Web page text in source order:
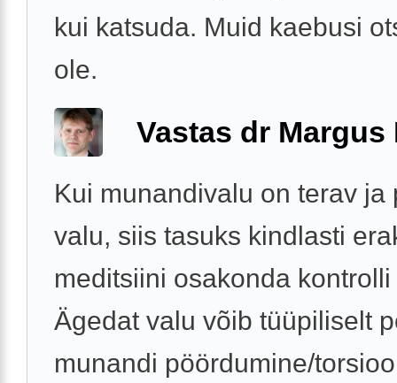
kui katsuda. Muid kaebusi
ole.
Vastas dr Margus
Kui munandivalu on terav ja
valu, siis tasuks kindlasti
meditsiini osakonda
Ägedat valu võib tüüpiliselt
munandi pöördumine/